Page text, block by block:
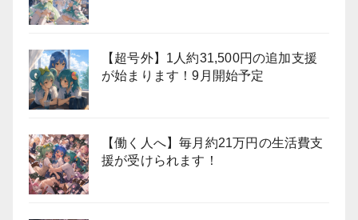
【超号外】1人約31,500円の追加支援
が始まります！9月開始予定
【働く人へ】毎月約21万円の生活費支
援が受けられます！